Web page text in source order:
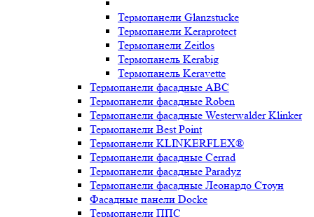
Термопанели Glanzstucke
Термопанели Keraprotect
Термопанели Zeitlos
Термопанель Kerabig
Термопанель Keravette
Термопанели фасадные ABC
Термопанели фасадные Roben
Термопанели фасадные Westerwalder Klinker
Термопанели Best Point
Термопанели KLINKERFLEX®
Термопанели фасадные Cerrad
Термопанели фасадные Paradyz
Термопанели фасадные Леонардо Стоун
Фасадные панели Docke
Термопанели ППС